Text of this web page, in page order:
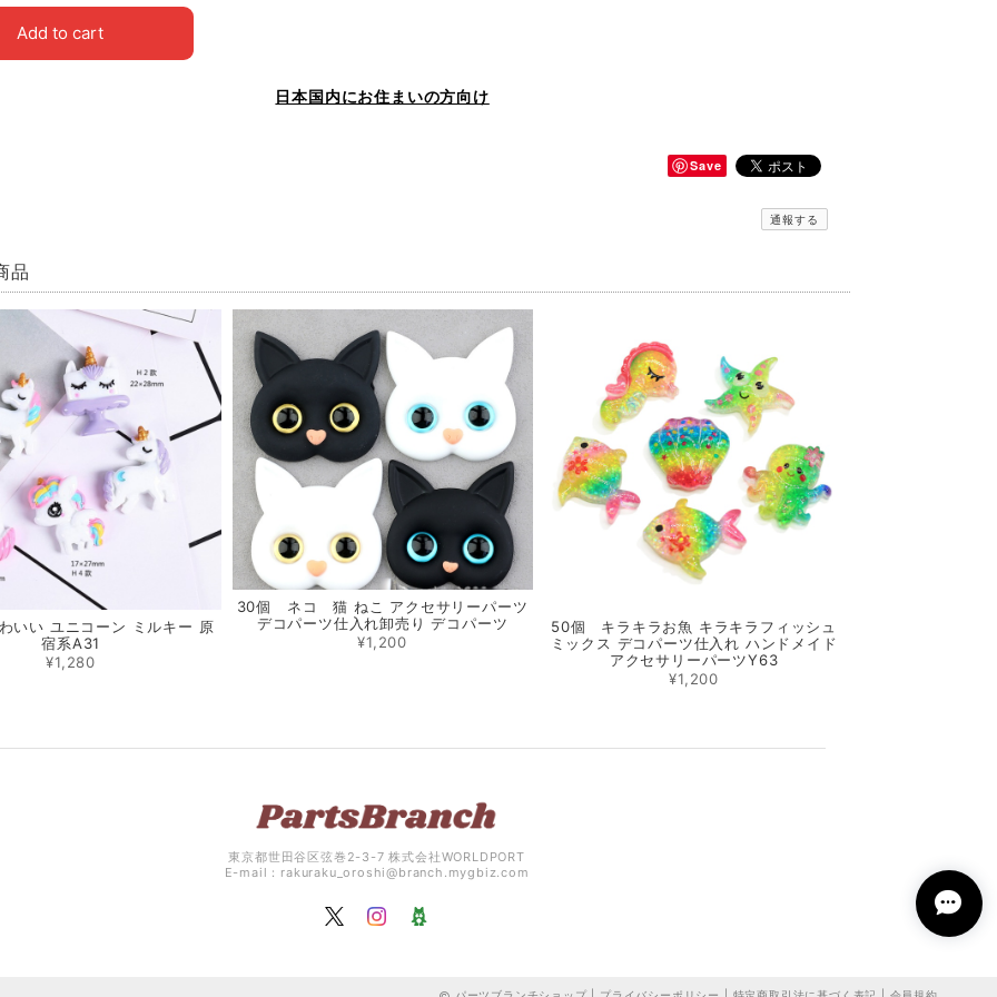
Add to cart
日本国内にお住まいの方向け
Save
通報する
品
いい ユニコーン ミルキー 原
宿系A31
¥1,280
30個 ネコ 猫 ねこ アクセサリーパーツ
デコパーツ仕入れ卸売り デコパーツ
¥1,200
50個 キラキラお魚 キラキラフィッシュ
ミックス デコパーツ仕入れ ハンドメイド
アクセサリーパーツY63
¥1,200
東京都世田谷区弦巻2-3-7 株式会社WORLDPORT
E-mail： rakuraku_oroshi@branch.mygbiz.com